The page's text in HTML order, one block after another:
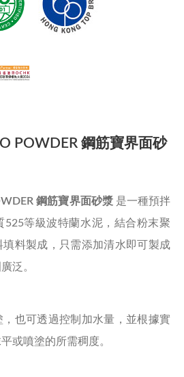
POWDER 鋼筋寶界面砂
鋼筋寶界面砂漿是一種預拌
525等級波特蘭水泥，結合粉末聚
料製成，只需添加清水即可製成
泛。
也可透過控制加水量，並根據實
或噴塗的所需稠度。